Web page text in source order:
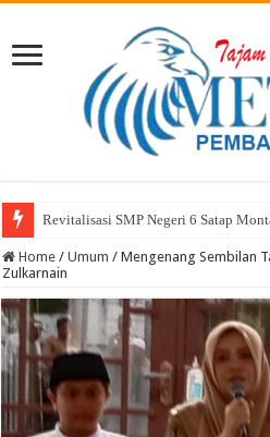
Sekda Abul: Pelantikan adalah
Home / Umum / Mengenang Sembilan
Zulkarnain